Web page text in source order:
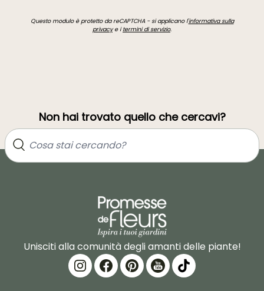
Questo modulo è protetto da reCAPTCHA - si applicano l'informativa sulla
privacye itermini di servizio.
Non hai trovato quello che cercavi?
Unisciti alla comunità degli amanti delle piante!